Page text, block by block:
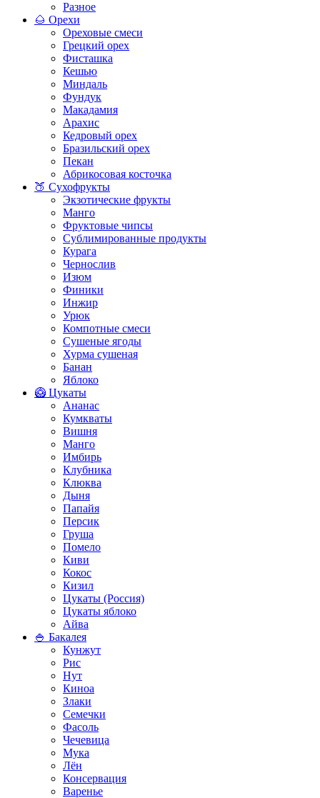
Разное
🌰 Орехи
Ореховые смеси
Грецкий орех
Фисташка
Кешью
Миндаль
Фундук
Макадамия
Арахис
Кедровый орех
Бразильский орех
Пекан
Абрикосовая косточка
🍑 Сухофрукты
Экзотические фрукты
Манго
Фруктовые чипсы
Сублимированные продукты
Курага
Чернослив
Изюм
Финики
Инжир
Урюк
Компотные смеси
Сушеные ягоды
Хурма сушеная
Банан
Яблоко
🥝 Цукаты
Ананас
Кумкваты
Вишня
Манго
Имбирь
Клубника
Клюква
Дыня
Папайя
Персик
Груша
Помело
Киви
Кокос
Кизил
Цукаты (Россия)
Цукаты яблоко
Айва
🍚 Бакалея
Кунжут
Рис
Нут
Киноа
Злаки
Семечки
Фасоль
Чечевица
Мука
Лён
Консервация
Варенье